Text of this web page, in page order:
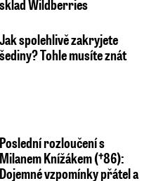
sklad Wildberries
Jak spolehlivě zakryjete
šediny? Tohle musíte znát
Poslední rozloučení s
Milanem Knížákem (†86):
Dojemné vzpomínky přátel a